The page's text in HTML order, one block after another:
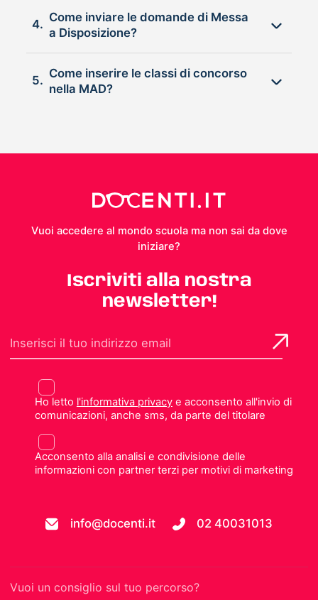
4.
Come inviare le domande di Messa
a Disposizione?
5.
Come inserire le classi di concorso
nella MAD?
Vuoi accedere al mondo scuola ma non sai da dove
iniziare?
Iscriviti alla nostra
newsletter!
Ho letto l'informativa privacye acconsento all'invio di
comunicazioni, anche sms, da parte del titolare
Acconsento alla analisi e condivisione delle
informazioni con partner terzi per motivi di marketing
info@docenti.it 02 40031013
Vuoi un consiglio sul tuo percorso?